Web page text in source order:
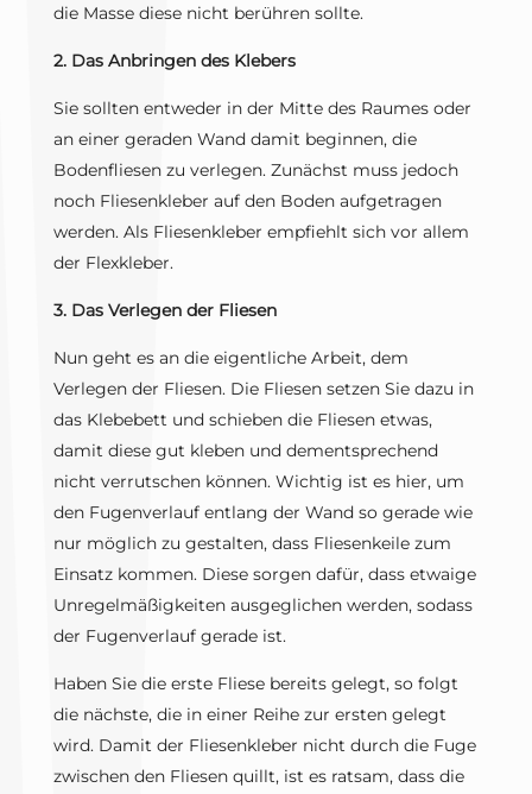
die Masse diese nicht berühren sollte.
2. Das Anbringen des Klebers
Sie sollten entweder in der Mitte des Raumes oder
an einer geraden Wand damit beginnen, die
Bodenfliesen zu verlegen. Zunächst muss jedoch
noch Fliesenkleber auf den Boden aufgetragen
werden. Als Fliesenkleber empfiehlt sich vor allem
der Flexkleber.
3. Das Verlegen der Fliesen
Nun geht es an die eigentliche Arbeit, dem
Verlegen der Fliesen. Die Fliesen setzen Sie dazu in
das Klebebett und schieben die Fliesen etwas,
damit diese gut kleben und dementsprechend
nicht verrutschen können. Wichtig ist es hier, um
den Fugenverlauf entlang der Wand so gerade wie
nur möglich zu gestalten, dass Fliesenkeile zum
Einsatz kommen. Diese sorgen dafür, dass etwaige
Unregelmäßigkeiten ausgeglichen werden, sodass
der Fugenverlauf gerade ist.
Haben Sie die erste Fliese bereits gelegt, so folgt
die nächste, die in einer Reihe zur ersten gelegt
wird. Damit der Fliesenkleber nicht durch die Fuge
zwischen den Fliesen quillt, ist es ratsam, dass die